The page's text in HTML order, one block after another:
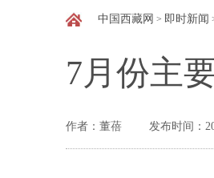
中国西藏网 > 即时新闻
7月份主
作者：董蓓 发布时间：